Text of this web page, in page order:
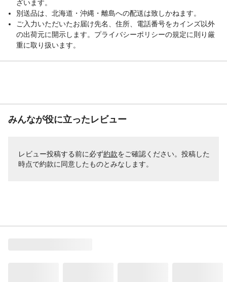
ざいます。
別送品は、北海道・沖縄・離島への配送は致しかねます。
ご入力いただいたお届け先名、住所、電話番号をカインズ以外
の出荷元に開示します。プライバシーポリシーの規定に則り厳
重に取り扱います。
みんなが役に立ったレビュー
レビュー投稿する前に必ず約款をご確認ください。投稿した
時点で約款に同意したものとみなします。